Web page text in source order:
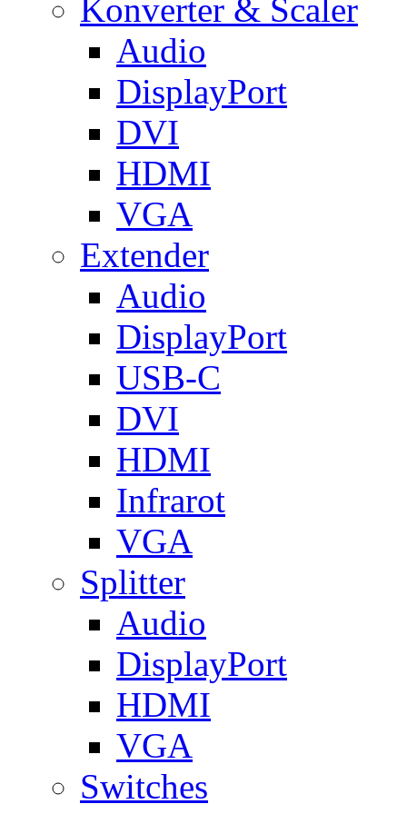
Konverter & Scaler
Audio
DisplayPort
DVI
HDMI
VGA
Extender
Audio
DisplayPort
USB-C
DVI
HDMI
Infrarot
VGA
Splitter
Audio
DisplayPort
HDMI
VGA
Switches